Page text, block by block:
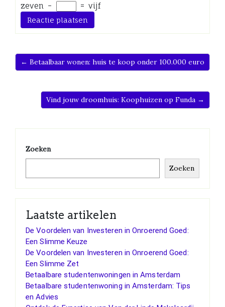
zeven − = vijf
← Betaalbaar wonen: huis te koop onder 100.000 euro
Vind jouw droomhuis: Koophuizen op Funda →
Zoeken
Zoeken
Laatste artikelen
De Voordelen van Investeren in Onroerend Goed:
Een Slimme Keuze
De Voordelen van Investeren in Onroerend Goed:
Een Slimme Zet
Betaalbare studentenwoningen in Amsterdam
Betaalbare studentenwoning in Amsterdam: Tips
en Advies